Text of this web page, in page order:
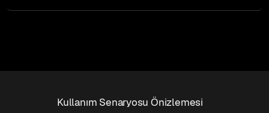
Kullanım Senaryosu Önizlemesi